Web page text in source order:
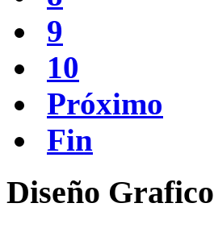
9
10
Próximo
Fin
Diseño Grafico